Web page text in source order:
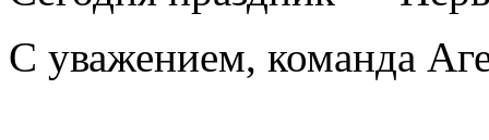
С уважением, команда